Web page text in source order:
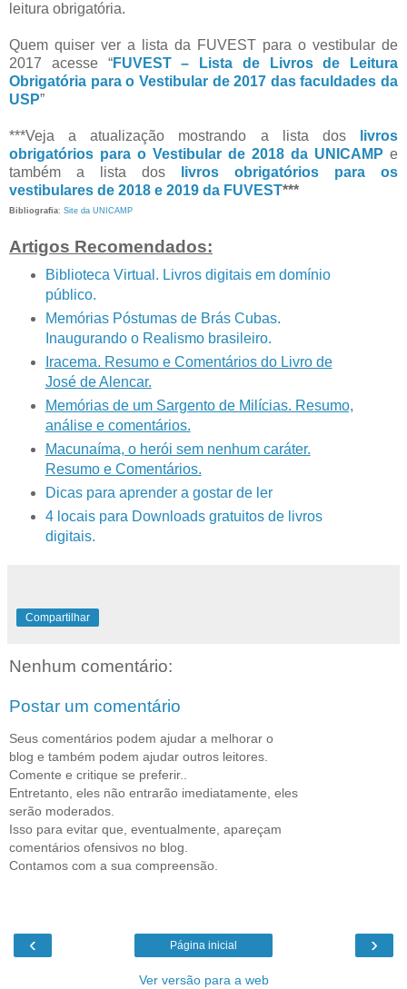
leitura obrigatória.
Quem quiser ver a lista da FUVEST para o vestibular de
2017 acesse “FUVEST – Lista de Livros de Leitura
Obrigatória para o Vestibular de 2017 das faculdades da
USP”
***Veja a atualização mostrando a lista dos
livros
obrigatórios para o Vestibular de 2018 da UNICAMP e
também a lista dos
livros obrigatórios para os
vestibulares de 2018 e 2019 da FUVEST***
Bibliografia: Site da UNICAMP
Artigos Recomendados:
Biblioteca Virtual. Livros digitais em domínio
público.
Memórias Póstumas de Brás Cubas.
Inaugurando o Realismo brasileiro.
Iracema. Resumo e Comentários do Livro de
José de Alencar.
Memórias de um Sargento de Milícias. Resumo,
análise e comentários.
Macunaíma, o herói sem nenhum caráter.
Resumo e Comentários.
Dicas para aprender a gostar de ler
4 locais para Downloads gratuitos de livros
digitais.
Compartilhar
Nenhum comentário:
Postar um comentário
Seus comentários podem ajudar a melhorar o
blog e também podem ajudar outros leitores.
Comente e critique se preferir..
Entretanto, eles não entrarão imediatamente, eles
serão moderados.
Isso para evitar que, eventualmente, apareçam
comentários ofensivos no blog.
Contamos com a sua compreensão.
‹ ›
Página inicial
Ver versão para a web